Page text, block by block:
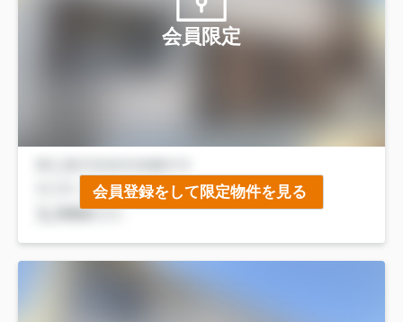
会員限定
会員登録をして限定物件を見る